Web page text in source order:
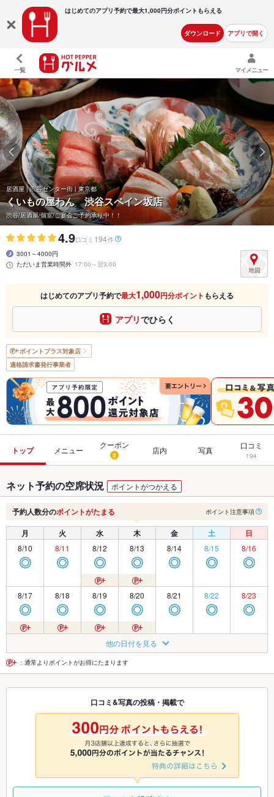
はじめてのアプリ予約で最大1,000円分ポイントもらえる
ダウンロード アプリで開く
一覧 マイメニュー
居酒屋 | 渋谷センター街 | 東京都
くいもの屋わん 渋谷スペイン坂店
渋谷/居酒屋/個室/ご宴会ご予約承り中！！
4.9口コミ 194件
3001～4000円
ただいま営業時間外 17:00～翌3:00
はじめてのアプリ予約で最大1,000円分ポイント もらえる
アプリでひらく
ポイントプラス対象店
適格請求書発行事業者
トップ メニュー
クーポン
3 店内 写真 口コミ
194
ネット予約の空席状況 ポイントがつかえる
予約人数分のポイントがたまる ポイント注意事項
月 火 水 木 金 土 日
8/10
◎
8/11
◎
8/12
◎
8/13
◎
8/14
◎
8/15
◎
8/16
◎
8/17
◎
8/18
◎
8/19
◎
8/20
◎
8/21
◎
8/22
◎
8/23
◎
◎ ◎
8/26
◎
8/27
◎
8/28
◎ ◎ ◎
8/31 9/1 9/2
休
9/3
休
9/4
休
9/5 9/6
9/9
休
9/10
休
9/11
休
9/12
他の日付を見る
：通常よりポイントがお得にたまります
口コミ&写真の投稿・掲載で